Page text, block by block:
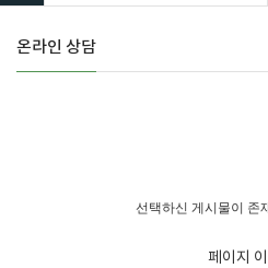
온라인 상담
선택하신 게시물이 존
페이지